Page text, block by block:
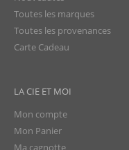
Toutes les marques
Toutes les provenances
Carte Cadeau
LA CIE ET MOI
Mon compte
Mon Panier